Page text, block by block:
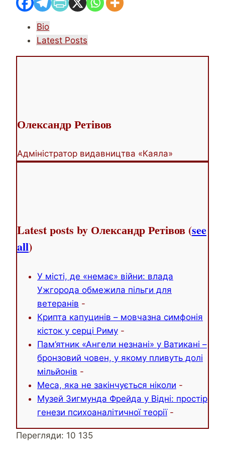
The
following
Bio
Latest Posts
Олександр Ретівов
Адміністратор видавництва «Каяла»
Latest posts by Олександр Ретівов (see
all)
У місті, де «немає» війни: влада
Ужгорода обмежила пільги для
ветеранів -
Крипта капуцинів – мовчазна симфонія
кісток у серці Риму -
Пам’ятник «Ангели незнані» у Ватикані –
бронзовий човен, у якому пливуть долі
мільйонів -
Меса, яка не закінчується ніколи -
Музей Зигмунда Фрейда у Відні: простір
генези психоаналітичної теорії-
Перегляди: 10 135